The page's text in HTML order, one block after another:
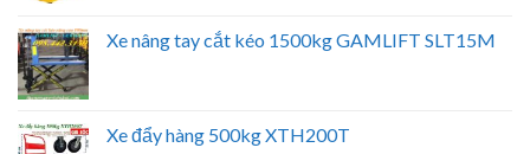
Xe nâng tay cắt kéo 1500kg GAMLIFT SLT15M
Xe đẩy hàng 500kg XTH200T